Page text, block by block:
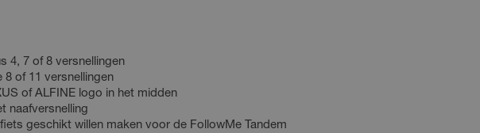
4, 7 of 8 versnellingen
8 of 11 versnellingen
of ALFINE logo in het midden
naafversnelling
geschikt willen maken voor de FollowMe Tandem